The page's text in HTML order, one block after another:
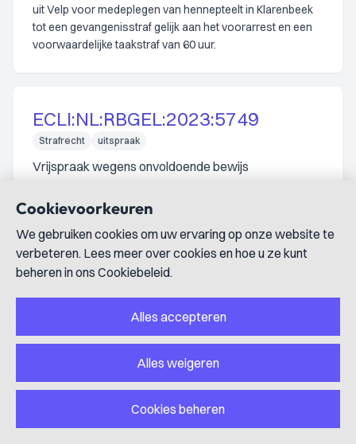
uit Velp voor medeplegen van hennepteelt in Klarenbeek
tot een gevangenisstraf gelijk aan het voorarrest en een
voorwaardelijke taakstraf van 60 uur.
ECLI:NL:RBGEL:2023:5749
Strafrecht uitspraak
Vrijspraak wegens onvoldoende bewijs
11 september 2023
De rechtbank Gelderland spreekt een 39-jarige man vrij
van betrokkenheid bij een hennepkwekerij en
stroomdiefstal wegens onvoldoende bewijs.
ECLI:NL:RBGEL:2023:4260
uitspraak
Veroordeling verdachte voor 16 strafbare feiten
waaronder smaadschrift, bedreiging en
dierenmishandeling
Cookievoorkeuren
We gebruiken cookies om uw ervaring op onze website te
verbeteren. Lees meer over cookies en hoe u ze kunt
beheren in ons Cookiebeleid.
Alles accepteren
Alles weigeren
Cookies beheren